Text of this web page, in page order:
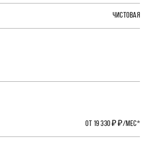
ЧИСТОВАЯ
ОТ 19 330 ₽ ₽/МЕС*